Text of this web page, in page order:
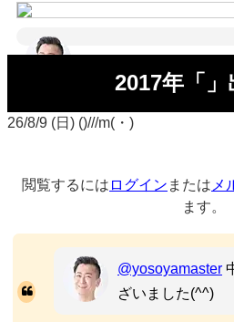
2017年「」
26/8/9 (日) ()///m(・)
閲覧するには ログイン または メ
ます。
@yosoyamaster
ざいました(^^)